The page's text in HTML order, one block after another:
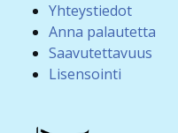
Yhteystiedot
Anna palautetta
Saavutettavuus
Lisensointi